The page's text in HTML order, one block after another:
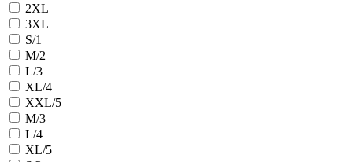
2XL
3XL
S/1
M/2
L/3
XL/4
XXL/5
M/3
L/4
XL/5